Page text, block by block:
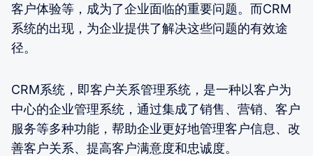
客户体验等，成为了企业面临的重要问题。而CRM
系统的出现，为企业提供了解决这些问题的有效途
径。
CRM系统，即客户关系管理系统，是一种以客户为
中心的企业管理系统，通过集成了销售、营销、客户
服务等多种功能，帮助企业更好地管理客户信息、改
善客户关系、提高客户满意度和忠诚度。